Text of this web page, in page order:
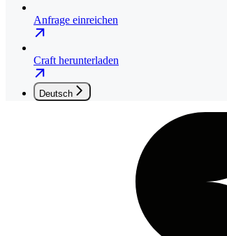
Anfrage einreichen
Craft herunterladen
Deutsch